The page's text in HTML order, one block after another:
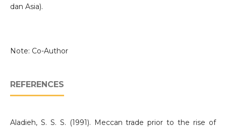
dan Asia).
Note: Co-Author
REFERENCES
Aladieh, S. S. S. (1991). Meccan trade prior to the rise of